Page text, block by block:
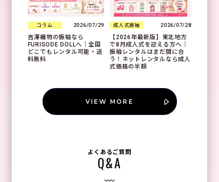
コラム 2026/07/29
吉澤織物の振袖なら
FURISODE DOLLへ｜全国
どこでもレンタル可能・送
料無料
成人式振袖 2026/07/28
【2026年最新版】東北地方
で8月成人式を迎える方へ｜
振袖レンタルはまだ間に合
う！ネットレンタルなら成人
式価格の半額
VIEW MORE
よくあるご質問
Q&A